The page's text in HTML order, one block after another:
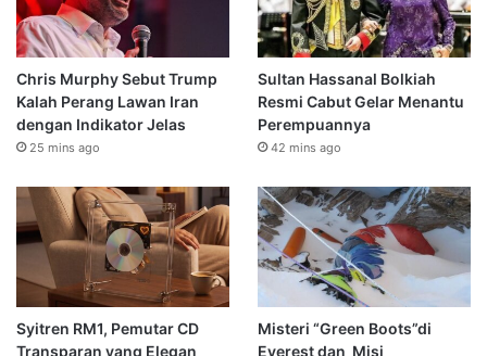
Chris Murphy Sebut Trump
Kalah Perang Lawan Iran
dengan Indikator Jelas
25 mins ago
Sultan Hassanal Bolkiah
Resmi Cabut Gelar Menantu
Perempuannya
42 mins ago
Syitren RM1, Pemutar CD
Transparan yang Elegan
Misteri “Green Boots”di
Everest dan Misi